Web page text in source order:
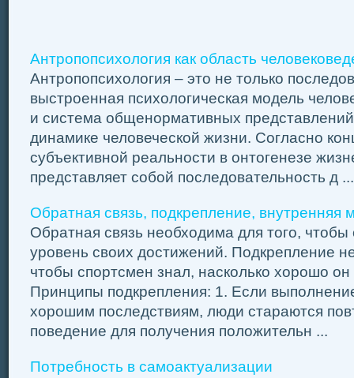
Антропопсихология как область
Антропопсихология – это не только
выстроенная психологическая модель
и система общенормативных
динамике человеческой жизни. Согласно
субъективной реальности в онтогенезе
представляет собой последовательность д ...
Обратная связь, подкрепление, внутренняя
Обратная связь необходима для того, чтобы
уровень своих достижений. Подкрепление
чтобы спортсмен знал, насколько хорошо
Принципы подкрепления: 1. Если
хорошим последствиям, люди стараются
поведение для получения положительн ...
Потребность в самоактуализации